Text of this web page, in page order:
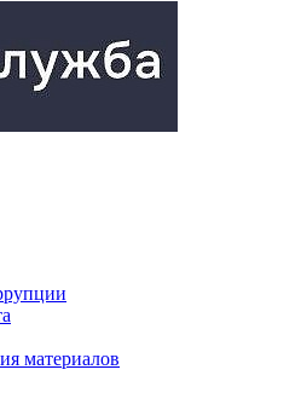
материалов